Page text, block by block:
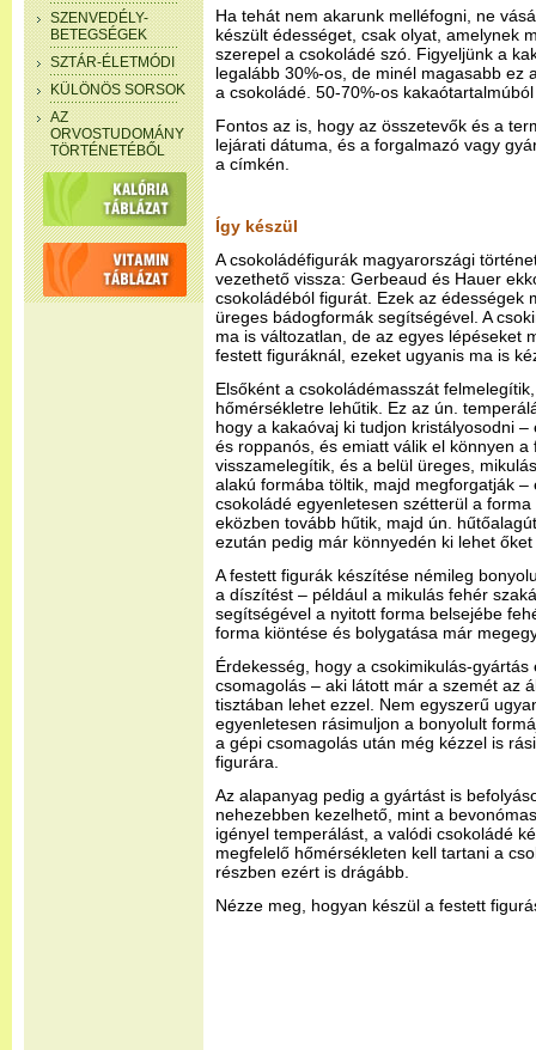
SZENVEDÉLY-
BETEGSÉGEK
SZTÁR-ÉLETMÓDI
KÜLÖNÖS SORSOK
AZ
ORVOSTUDOMÁNY
TÖRTÉNETÉBŐL
Ha tehát nem akarunk melléfogni, ne
készült édességet, csak olyat, amelynek
szerepel a csokoládé szó. Figyeljünk a
legalább 30%-os, de minél magasabb ez
a csokoládé. 50-70%-os
Fontos az is, hogy az összetevők és a
lejárati dátuma, és a forgalmazó vagy
a címkén.
Így készül
A csokoládéfigurák magyarországi
vezethető vissza: Gerbeaud és Hauer
csokoládéból figurát. Ezek az édességek
üreges bádogformák segítségével. A
ma is változatlan, de az egyes lépéseket
festett figuráknál, ezeket ugyanis ma is
Elsőként a csokoládémasszát
hőmérsékletre lehűtik. Ez az ún.
hogy a kakaóvaj ki tudjon kristályosodni
és roppanós, és emiatt válik el könnyen a
visszamelegítik, és a belül üreges,
alakú formába töltik, majd megforgatják
csokoládé egyenletesen szétterül a
eközben tovább hűtik, majd ún.
ezután pedig már könnyedén ki lehet
A festett figurák készítése némileg
a díszítést – például a mikulás fehér
segítségével a nyitott forma belsejébe
forma kiöntése és bolygatása már
Érdekesség, hogy a csokimikulás-
csomagolás – aki látott már a szemét az
tisztában lehet ezzel. Nem egyszerű
egyenletesen rásimuljon a bonyolult
a gépi csomagolás után még kézzel is
figurára.
Az alapanyag pedig a gyártást is
nehezebben kezelhető, mint a
igényel temperálást, a valódi csokoládé
megfelelő hőmérsékleten kell tartani a
részben ezért is drágább.
Nézze meg, hogyan készül a festett